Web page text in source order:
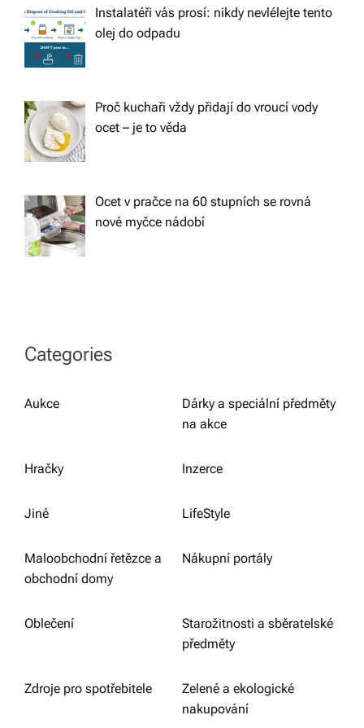
Instalatéři vás prosí: nikdy nevlélejte tento
olej do odpadu
Proč kuchaři vždy přidají do vroucí vody
ocet – je to věda
Ocet v pračce na 60 stupních se rovná
nové myčce nádobí
Categories
Aukce
Dárky a speciální předměty
na akce
Hračky Inzerce
Jiné LifeStyle
Maloobchodní řetězce a
obchodní domy
Nákupní portály
Oblečení
Starožitnosti a sběratelské
předměty
Zdroje pro spotřebitele
Zelené a ekologické
nakupování